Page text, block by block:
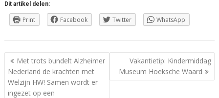
Dit artikel delen:
Print Facebook Twitter WhatsApp
Berichtnavigatie
Met trots bundelt Alzheimer
Nederland de krachten met
Welzijn HW! Samen wordt er
ingezet op een
Vakantietip: Kindermiddag
Museum Hoeksche Waard